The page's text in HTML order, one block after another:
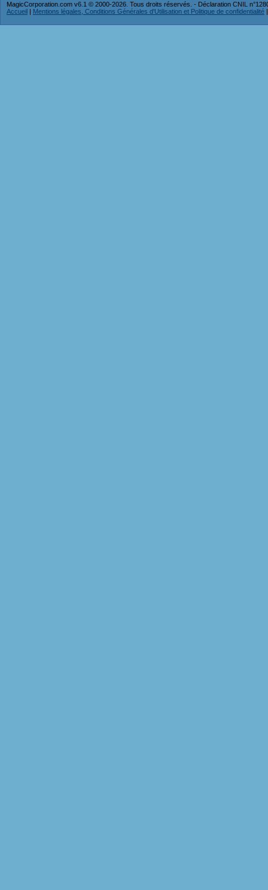
MagicCorporation.com v6.1 © 2000-2026. Tous droits réservés. - Déclaration CNIL
Accueil | Mentions légales, Conditions Générales d'Utilisation et Politique de confidentialité